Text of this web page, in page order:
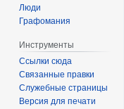
Люди
Графомания
Инструменты
Ссылки сюда
Связанные правки
Служебные страницы
Версия для печати